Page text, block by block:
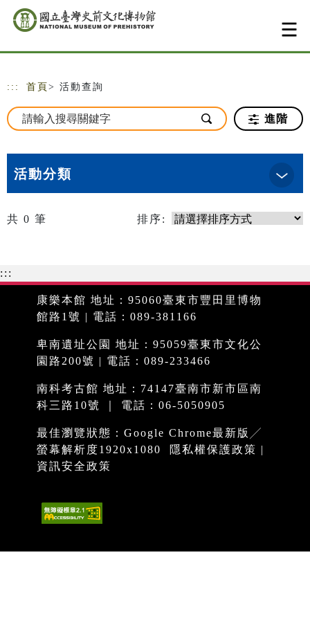
跳到主要內容
網站導覽
::: 首頁 > 活動查詢
進階
活動分類
共 0 筆 排序:
:::
康樂本館 地址：95060臺東市豐田里博物
館路1號 | 電話：089-381166
卑南遺址公園 地址：95059臺東市文化公
園路200號 | 電話：089-233466
南科考古館 地址：74147臺南市新市區南
科三路10號 ｜ 電話：06-5050905
最佳瀏覽狀態：Google Chrome最新版╱
螢幕解析度1920x1080
隱私權保護政策 |
資訊安全政策